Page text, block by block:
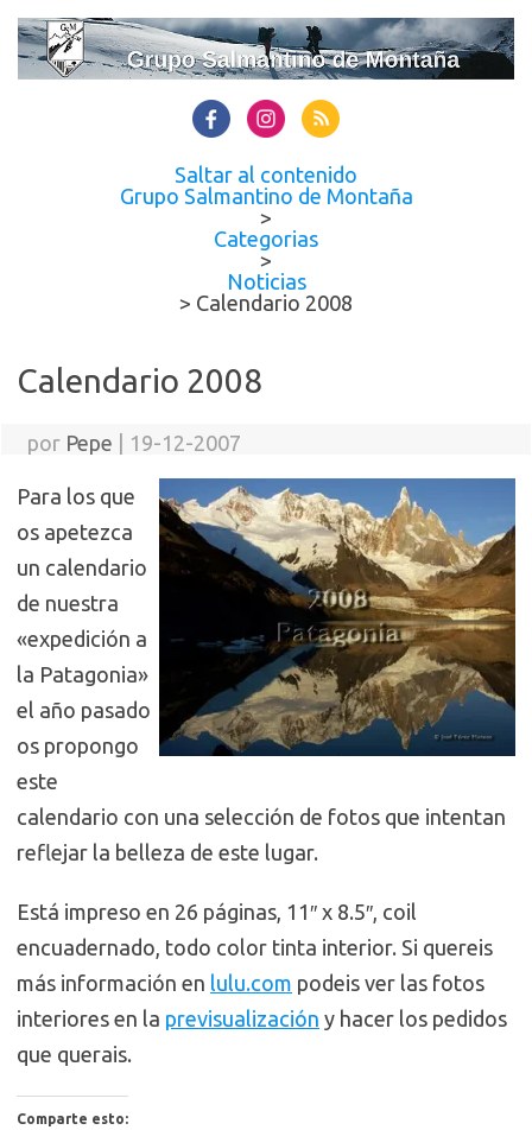
Saltar al contenido
Grupo Salmantino de Montaña
>
Categorias
>
Noticias
> Calendario 2008
Calendario 2008
por Pepe 19-12-2007
Para los que
os apetezca
un calendario
de nuestra
«expedición a
la Patagonia»
el año pasado
os propongo
este
calendario con una selección de fotos que intentan
reflejar la belleza de este lugar.
Está impreso en 26 páginas, 11″ x 8.5″, coil
encuadernado, todo color tinta interior. Si quereis
más información en lulu.com podeis ver las fotos
interiores en la previsualización y hacer los pedidos
que querais.
Comparte esto: